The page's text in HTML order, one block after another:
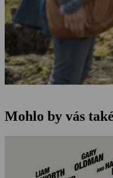
Mohlo by vás